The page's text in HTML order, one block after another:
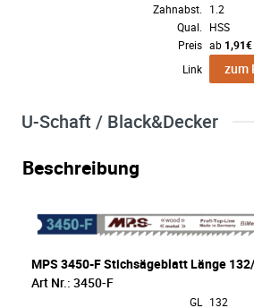
Zahnabst.
1.2
Qual.
HSS
Preis ab 1,91€
Link
zum
U-Schaft / Black&Decker
Beschreibung
MPS 3450-F Stichsägeblatt Länge
Art Nr.: 3450-F
GL 132